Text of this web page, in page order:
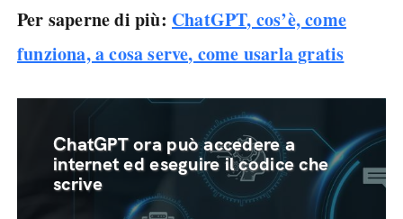
Per saperne di più: ChatGPT, cos’è, come
funziona, a cosa serve, come usarla gratis
ChatGPT ora può accedere a
internet ed eseguire il codice che
scrive